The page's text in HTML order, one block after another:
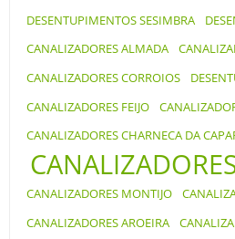
DESENTUPIMENTOS SESIMBRA
CANALIZADORES ALMADA
CANALIZADORES CORROIOS
CANALIZADORES FEIJO
CANALIZADORES CHARNECA DA
CANALIZADORES MONTIJO
CANALIZADORES AROEIRA